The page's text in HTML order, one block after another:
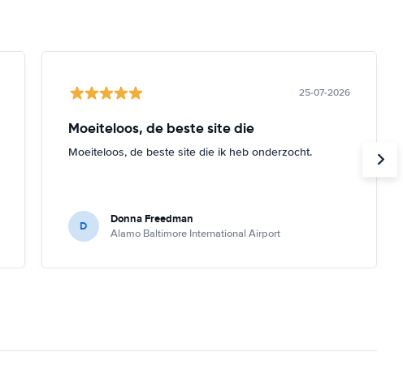
25-07-2026
Moeiteloos, de beste site die
Moeiteloos, de beste site die ik heb onderzocht.
D Donna Freedman
Alamo Baltimore International Airport